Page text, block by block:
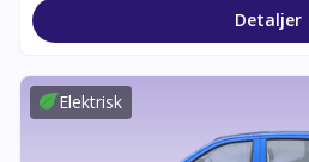
Detaljer
Elektrisk